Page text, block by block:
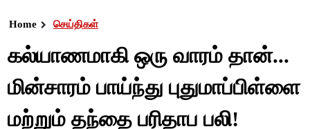
Home செய்திகள்
கல்யாணமாகி ஒரு வாரம் தான்...
மின்சாரம் பாய்ந்து புதுமாப்பிள்ளை
மற்றும் தந்தை பரிதாப பலி!